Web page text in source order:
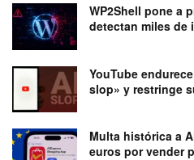
WP2Shell pone a
detectan miles de
YouTube
slop» y restringe
Multa histórica a
euros por vender